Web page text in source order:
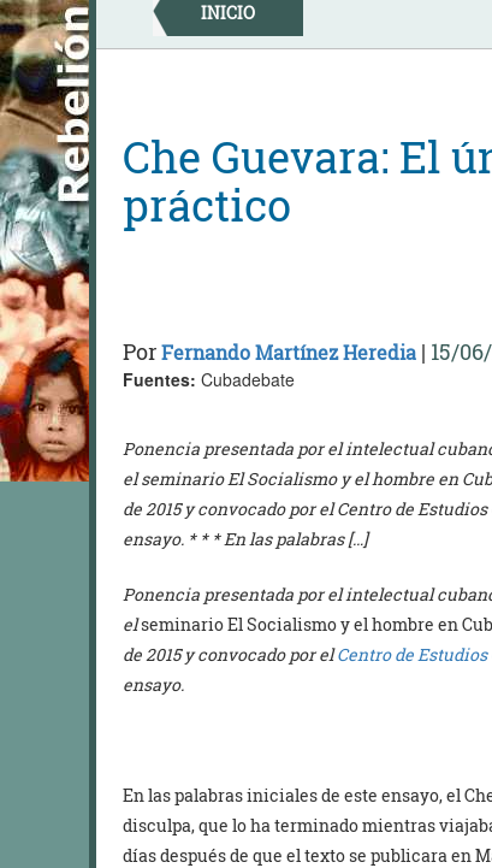
Skip
to
content
INICIO
Che Guevara: El
práctico
PorFernando Martínez Heredia | 15/
Fuentes: Cubadebate
Ponencia presentada por el intelectual
el seminario El Socialismo y el hombre en
de 2015 y convocado por el Centro de
ensayo. * * * En las palabras […]
Ponencia presentada por el intelectual
elseminario El Socialismo y el hombre en
de 2015 y convocado por elCentro de Estudios
ensayo.
En las palabras iniciales de este ensayo, el
disculpa, que lo ha terminado mientras
días después de que el texto se publicara en